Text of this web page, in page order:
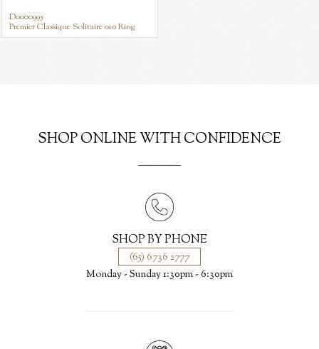
D0000995
Premier Classique Solitaire 010 Ring
SHOP ONLINE WITH CONFIDENCE
———
SHOP BY PHONE
(65) 6736 2777
Monday - Sunday 1:30pm - 6:30pm